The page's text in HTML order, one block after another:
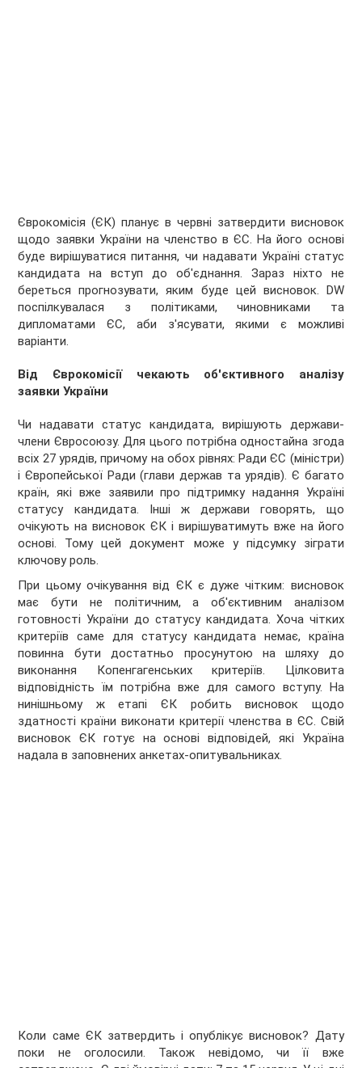
Єврокомісія (ЄК) планує в червні затвердити висновок
щодо заявки України на членство в ЄС. На його основі
буде вирішуватися питання, чи надавати Україні статус
кандидата на вступ до об'єднання. Зараз ніхто не
береться прогнозувати, яким буде цей висновок. DW
поспілкувалася з політиками, чиновниками та
дипломатами ЄС, аби з'ясувати, якими є можливі
варіанти.
Від Єврокомісії чекають об'єктивного аналізу
заявки України
Чи надавати статус кандидата, вирішують держави-
члени Євросоюзу. Для цього потрібна одностайна згода
всіх 27 урядів, причому на обох рівнях: Ради ЄС (міністри)
і Європейської Ради (глави держав та урядів). Є багато
країн, які вже заявили про підтримку надання Україні
статусу кандидата. Інші ж держави говорять, що
очікують на висновок ЄК і вирішуватимуть вже на його
основі. Тому цей документ може у підсумку зіграти
ключову роль.
При цьому очікування від ЄК є дуже чітким: висновок
має бути не політичним, а об'єктивним аналізом
готовності України до статусу кандидата. Хоча чітких
критеріїв саме для статусу кандидата немає, країна
повинна бути достатньо просунутою на шляху до
виконання Копенгагенських критеріїв. Цілковита
відповідність їм потрібна вже для самого вступу. На
нинішньому ж етапі ЄК робить висновок щодо
здатності країни виконати критерії членства в ЄС. Свій
висновок ЄК готує на основі відповідей, які Україна
надала в заповнених анкетах-опитувальниках.
Коли саме ЄК затвердить і опублікує висновок? Дату
поки не оголосили. Також невідомо, чи її вже